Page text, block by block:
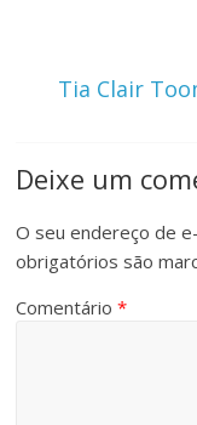
Tia Clair
Deixe um
O seu endereço de
obrigatórios são
Comentário*